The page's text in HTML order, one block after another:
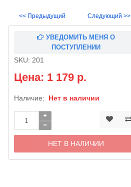
<< Предыдущий Следующий >>
УВЕДОМИТЬ МЕНЯ О
ПОСТУПЛЕНИИ
SKU: 201
Цена: 1 179 р.
Наличие: Нет в наличии
НЕТ В НАЛИЧИИ